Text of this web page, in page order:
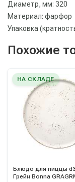
Диаметр, мм: 320
Материал: фарфор
Упаковка
Похожие
НА СКЛАДЕ
Блюдо для пиццы
Грейн Bonna